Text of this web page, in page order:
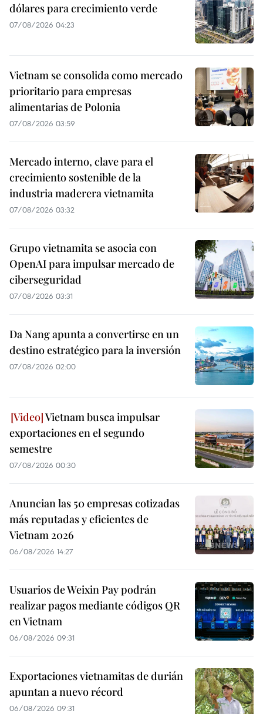
dólares para crecimiento verde
07/08/2026 04:23
Vietnam se consolida como mercado
prioritario para empresas
alimentarias de Polonia
07/08/2026 03:59
Mercado interno, clave para el
crecimiento sostenible de la
industria maderera vietnamita
07/08/2026 03:32
Grupo vietnamita se asocia con
OpenAI para impulsar mercado de
ciberseguridad
07/08/2026 03:31
Da Nang apunta a convertirse en un
destino estratégico para la inversión
07/08/2026 02:00
Vietnam busca impulsar
exportaciones en el segundo
semestre
07/08/2026 00:30
Anuncian las 50 empresas cotizadas
más reputadas y eficientes de
Vietnam 2026
06/08/2026 14:27
Usuarios de Weixin Pay podrán
realizar pagos mediante códigos QR
en Vietnam
06/08/2026 09:31
Exportaciones vietnamitas de durián
apuntan a nuevo récord
06/08/2026 09:31